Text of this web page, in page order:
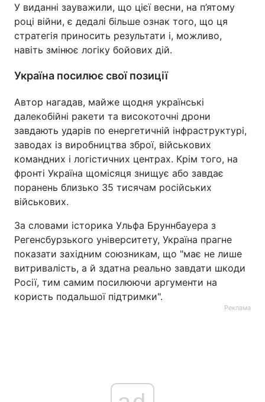
У виданні зауважили, що цієї весни, на п’ятому
році війни, є дедалі більше ознак того, що ця
стратегія приносить результати і, можливо,
навіть змінює логіку бойових дій.
Україна посилює свої позиції
Автор нагадав, майже щодня українські
далекобійні ракети та високоточні дрони
завдають ударів по енергетичній інфраструктурі,
заводах із виробництва зброї, військових
командних і логістичних центрах. Крім того, на
фронті Україна щомісяця знищує або завдає
поранень близько 35 тисячам російських
військових.
За словами історика Ульфа Бруннбауера з
Регенсбурзького університету, Україна прагне
показати західним союзникам, що "має не лише
витривалість, а й здатна реально завдати шкоди
Росії, тим самим посилюючи аргументи на
користь подальшої підтримки".
Реклама